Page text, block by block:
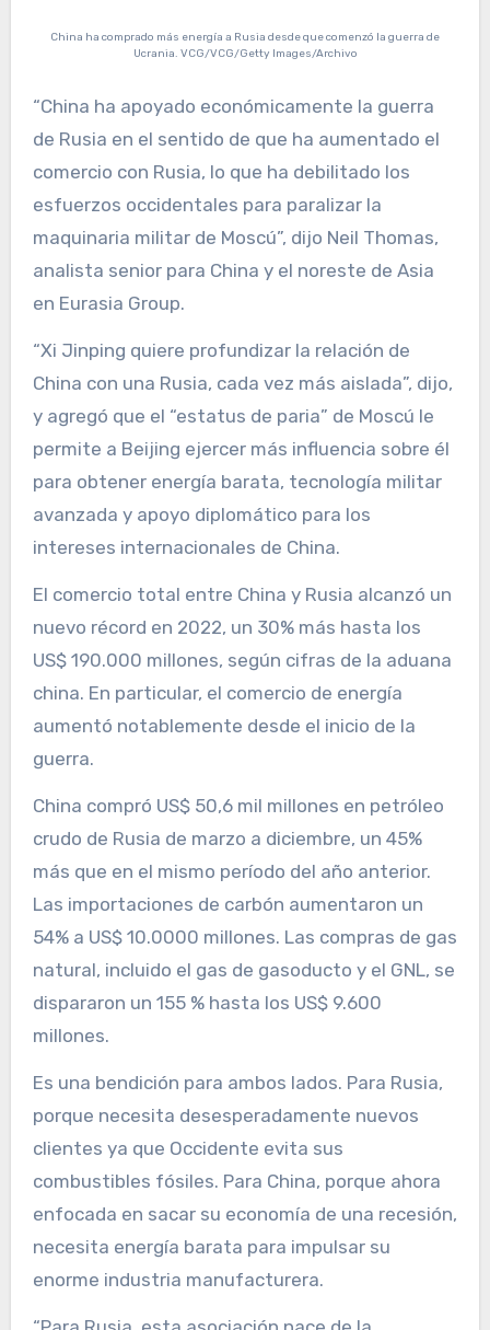
China ha comprado más energía a Rusia desde que comenzó la guerra de
Ucrania. VCG/VCG/Getty Images/Archivo
“China ha apoyado económicamente la guerra
de Rusia en el sentido de que ha aumentado el
comercio con Rusia, lo que ha debilitado los
esfuerzos occidentales para paralizar la
maquinaria militar de Moscú”, dijo Neil Thomas,
analista senior para China y el noreste de Asia
en Eurasia Group.
“Xi Jinping quiere profundizar la relación de
China con una Rusia, cada vez más aislada”, dijo,
y agregó que el “estatus de paria” de Moscú le
permite a Beijing ejercer más influencia sobre él
para obtener energía barata, tecnología militar
avanzada y apoyo diplomático para los
intereses internacionales de China.
El comercio total entre China y Rusia alcanzó un
nuevo récord en 2022, un 30% más hasta los
US$ 190.000 millones, según cifras de la aduana
china. En particular, el comercio de energía
aumentó notablemente desde el inicio de la
guerra.
China compró US$ 50,6 mil millones en petróleo
crudo de Rusia de marzo a diciembre, un 45%
más que en el mismo período del año anterior.
Las importaciones de carbón aumentaron un
54% a US$ 10.0000 millones. Las compras de gas
natural, incluido el gas de gasoducto y el GNL, se
dispararon un 155 % hasta los US$ 9.600
millones.
Es una bendición para ambos lados. Para Rusia,
porque necesita desesperadamente nuevos
clientes ya que Occidente evita sus
combustibles fósiles. Para China, porque ahora
enfocada en sacar su economía de una recesión,
necesita energía barata para impulsar su
enorme industria manufacturera.